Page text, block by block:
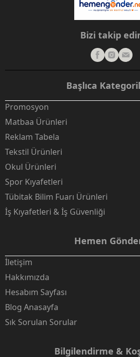
Bizi takip
Başlıca
Promosyon
Matbaa Ürünleri
Reklam Tabela
Tekstil Ürünleri
Okul Ürünleri
Spor Kıyafetleri
Tübitak Bilim Fuarı Ürünleri
İş Kıyafetleri & İş Güvenliği
Hemen
İletişim
Hakkımızda
Hesabım Sayfası
Blog Anasayfa
Sık Sorulan Sorular
Bilgilendirme &